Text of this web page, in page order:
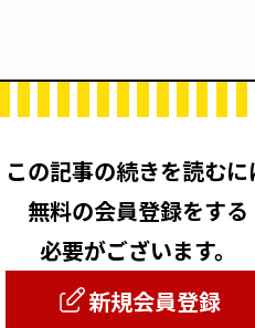
この記事の続きを読むに
無料の会員登録をする
必要がございます。
新規会員登録